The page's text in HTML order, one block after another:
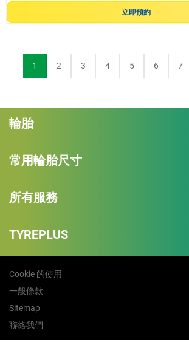
立即預約
1 2 3 4 5 6 7
輪胎
常用輪胎尺寸
所有服務
TYREPLUS
Cookie 的使用
一般條款
Sitemap
聯絡我們